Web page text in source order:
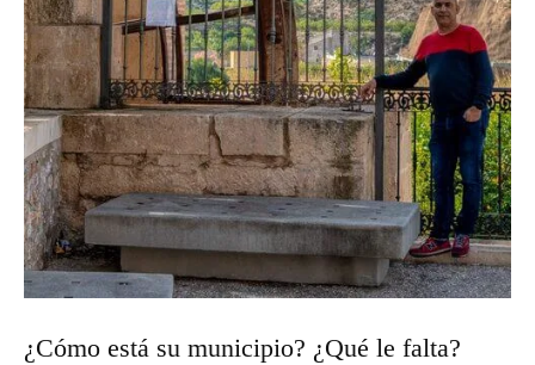
¿Cómo está su municipio? ¿Qué le falta?